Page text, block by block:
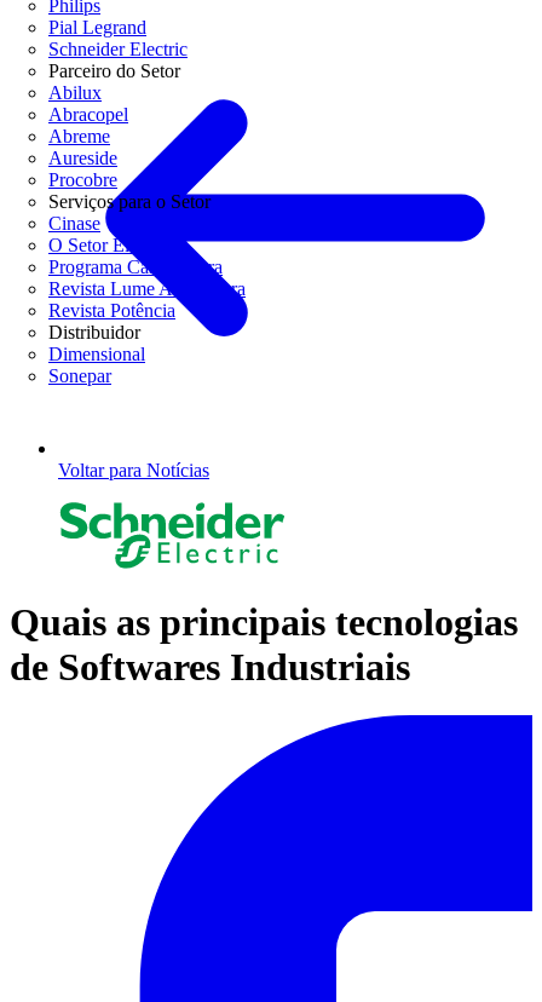
Philips
Pial Legrand
Schneider Electric
Parceiro do Setor
Abilux
Abracopel
Abreme
Aureside
Procobre
Serviços para o Setor
Cinase
O Setor Elétrico
Programa Casa Segura
Revista Lume Arquitetura
Revista Potência
Distribuidor
Dimensional
Sonepar
Voltar para Notícias
Quais as principais tecnologias
de Softwares Industriais